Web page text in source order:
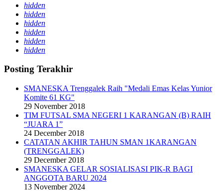
hidden
hidden
hidden
hidden
hidden
hidden
Posting Terakhir
SMANESKA Trenggalek Raih "Medali Emas Kelas Yunior
Komite 61 KG"
29 November 2018
TIM FUTSAL SMA NEGERI 1 KARANGAN (B) RAIH
“JUARA 1”
24 December 2018
CATATAN AKHIR TAHUN SMAN 1KARANGAN
(TRENGGALEK)
29 December 2018
SMANESKA GELAR SOSIALISASI PIK-R BAGI
ANGGOTA BARU 2024
13 November 2024